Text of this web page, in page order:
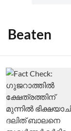
Beaten